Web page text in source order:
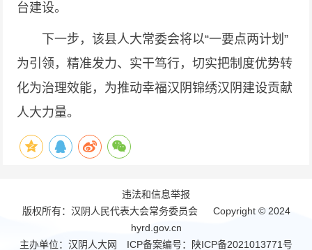
台建设。
下一步，该县人大常委会将以“一要点两计划”
为引领，精准发力、实干笃行，切实把制度优势转
化为治理效能，为推动幸福汉阴锦绣汉阴建设贡献
人大力量。
违法和信息举报
版权所有：汉阴人民代表大会常务委员会 Copyright © 2024
hyrd.gov.cn
主办单位：汉阴人大网 ICP备案编号：
陕ICP备2021013771号